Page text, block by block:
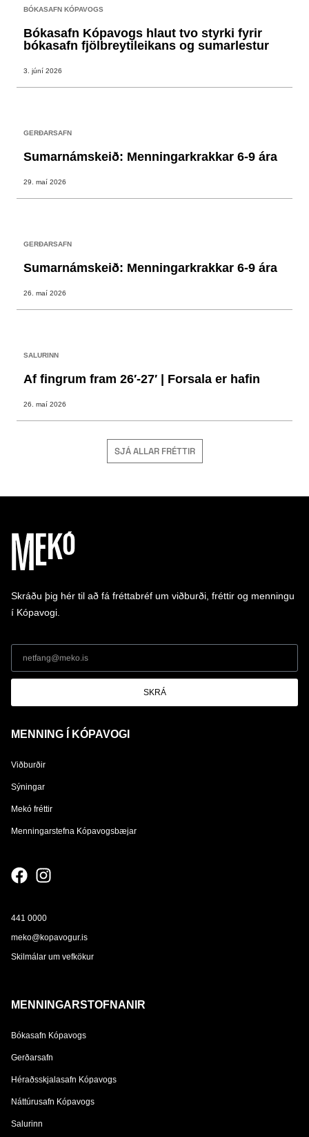
BÓKASAFN KÓPAVOGS
Bókasafn Kópavogs hlaut tvo styrki fyrir
bókasafn fjölbreytileikans og sumarlestur
3. júní 2026
GERÐARSAFN
Sumarnámskeið: Menningarkrakkar 6-9 ára
29. maí 2026
GERÐARSAFN
Sumarnámskeið: Menningarkrakkar 6-9 ára
26. maí 2026
SALURINN
Af fingrum fram 26′-27′ | Forsala er hafin
26. maí 2026
SJÁ ALLAR FRÉTTIR
Skráðu þig hér til að fá fréttabréf um viðburði, fréttir og menningu
í Kópavogi.
SKRÁ
MENNING Í KÓPAVOGI
Viðburðir
Sýningar
Mekó fréttir
Menningarstefna Kópavogsbæjar
441 0000
meko@kopavogur.is
Skilmálar um vefkökur
MENNINGARSTOFNANIR
Bókasafn Kópavogs
Gerðarsafn
Héraðsskjalasafn Kópavogs
Náttúrusafn Kópavogs
Salurinn